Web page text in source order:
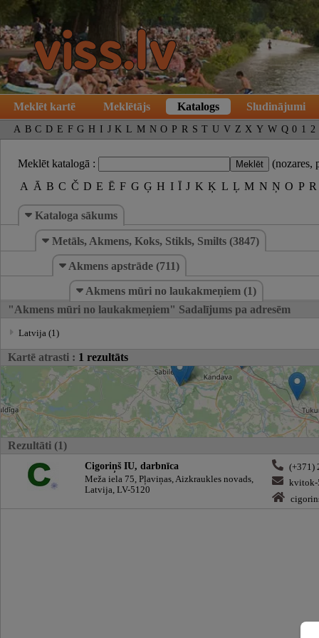
Meklēt kartē Meklētājs Katalogs Sludinājumi
A B C D E F G H I J K L M N O P R S T U V Z X Y W Q 0 1 2
Meklēt katalogā :
(nozares,
A Ā B C Č D E Ē F G Ģ H I Ī J K Ķ L Ļ M N Ņ O P R
Kataloga sākums
Metāls, Akmens, Koks, Stikls, Smilts (3847)
Akmens apstrāde (711)
Akmens mūri no laukakmeņiem (1)
"Akmens mūri no laukakmeņiem" Sadalījums pa adresēm
Latvija (1)
Kartē atrasti : 1 rezultāts
Rezultāti (1)
Cigoriņš IU, darbnīca
Meža iela 75, Pļaviņas, Aizkraukles novads,
Latvija, LV-5120
(+371)
kvitok-